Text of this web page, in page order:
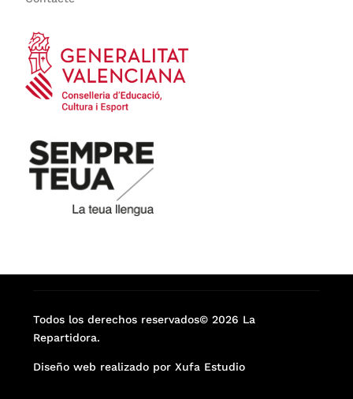
Todos los derechos reservados© 2026 La
Repartidora.
Diseño web realizado por Xufa Estudio